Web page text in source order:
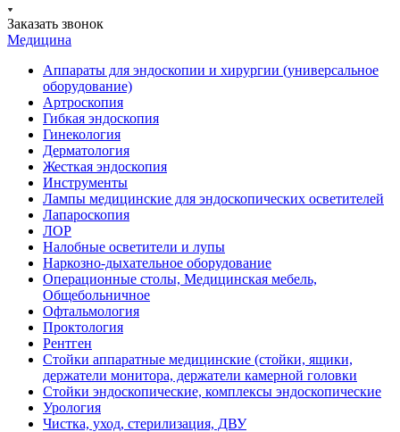
Заказать звонок
Медицина
Аппараты для эндоскопии и хирургии (универсальное
оборудование)
Артроскопия
Гибкая эндоскопия
Гинекология
Дерматология
Жесткая эндоскопия
Инструменты
Лампы медицинские для эндоскопических осветителей
Лапароскопия
ЛОР
Налобные осветители и лупы
Наркозно-дыхательное оборудование
Операционные столы, Медицинская мебель,
Общебольничное
Офтальмология
Проктология
Рентген
Стойки аппаратные медицинские (стойки, ящики,
держатели монитора, держатели камерной головки
Стойки эндоскопические, комплексы эндоскопические
Урология
Чистка, уход, стерилизация, ДВУ